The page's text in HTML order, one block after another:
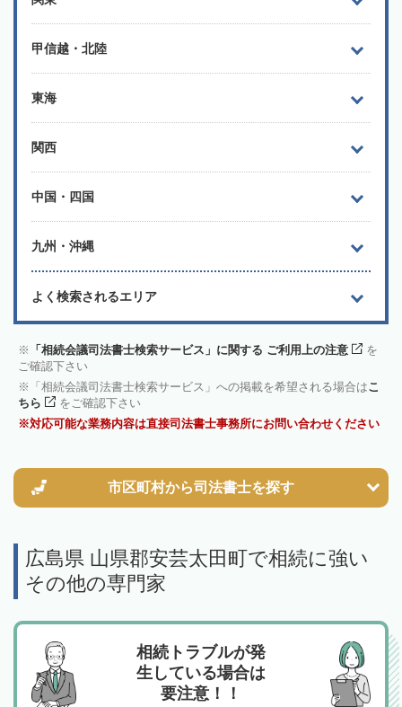
甲信越・北陸
東海
関西
中国・四国
九州・沖縄
よく検索されるエリア
「相続会議司法書士検索サービス」に関する ご利用上の注意
を
ご確認下さい
「相続会議司法書士検索サービス」への掲載を希望される場合はこ
ちら
をご確認下さい
対応可能な業務内容は直接司法書士事務所にお問い合わせください
市区町村から司法書士を探す
広島県 山県郡安芸太田町で相続に強い
その他の専門家
相続トラブルが発
生している場合は
要注意！！